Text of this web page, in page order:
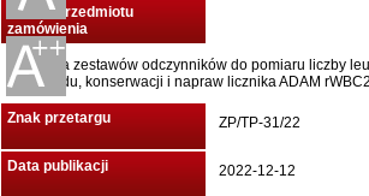
Nazwa przedmiotu
zamówienia
Dostawa zestawów odczynników do pomiaru liczby
przeglądu, konserwacji i napraw licznika ADAM
Znak przetargu ZP/TP-31/22
Data publikacji 2022-12-12